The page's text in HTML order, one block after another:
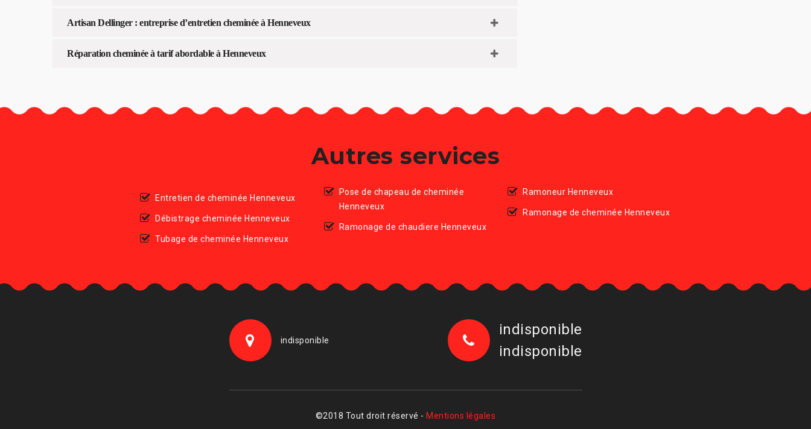
Artisan Dellinger : entreprise d’entretien cheminée à Henneveux
Réparation cheminée à tarif abordable à Henneveux
Autres services
Entretien de cheminée Henneveux
Débistrage cheminée Henneveux
Tubage de cheminée Henneveux
Pose de chapeau de cheminée
Henneveux
Ramonage de chaudiere Henneveux
Ramoneur Henneveux
Ramonage de cheminée Henneveux
indisponible
indisponible
indisponible
©2018 Tout droit réservé - Mentions légales